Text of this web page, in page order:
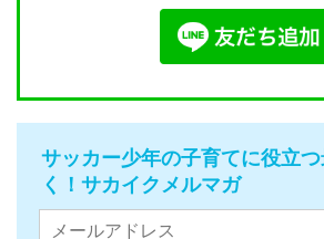
サッカー少年の子育てに役立
く！サカイクメルマガ